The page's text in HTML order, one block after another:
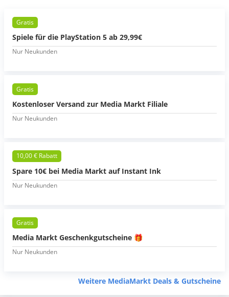
Gratis
Spiele für die PlayStation 5 ab 29,99€
Nur Neukunden
Gratis
Kostenloser Versand zur Media Markt Filiale
Nur Neukunden
10,00 € Rabatt
Spare 10€ bei Media Markt auf Instant Ink
Nur Neukunden
Gratis
Media Markt Geschenkgutscheine 🎁
Nur Neukunden
Weitere MediaMarkt Deals & Gutscheine